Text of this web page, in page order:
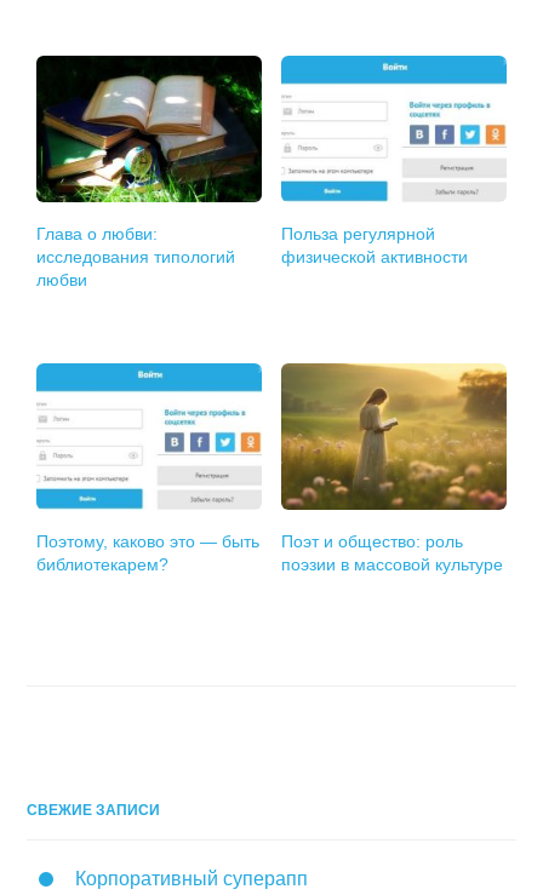
Глава о любви:
исследования типологий
любви
Польза регулярной
физической активности
Поэтому, каково это — быть
библиотекарем?
Поэт и общество: роль
поэзии в массовой культуре
СВЕЖИЕ ЗАПИСИ
Корпоративный суперапп